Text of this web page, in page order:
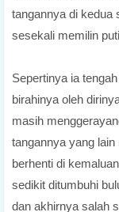
tangannya di
sesekali memilin
Sepertinya ia
birahinya oleh
masih
tangannya yang
berhenti di
sedikit ditumbuhi
dan akhirnya salah